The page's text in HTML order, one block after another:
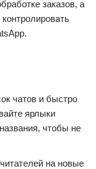
заказов, а
чатов и быстро
ярлыки
чтобы не
на новые